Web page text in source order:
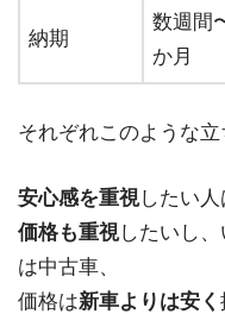
納期
数週間
か月
それぞれこのような立
安心感を重視したい人
価格も重視したいし
は中古車、
価格は新車よりは安く